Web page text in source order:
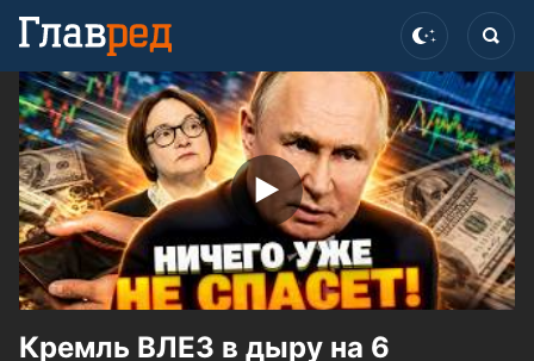
Кремль ВЛЕЗ в дыру на 6